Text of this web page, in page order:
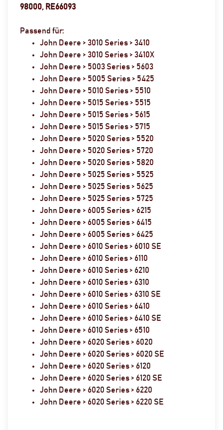
98000, RE66093
Passend für:
John Deere > 3010 Series > 3410
John Deere > 3010 Series > 3410X
John Deere > 5003 Series > 5603
John Deere > 5005 Series > 5425
John Deere > 5010 Series > 5510
John Deere > 5015 Series > 5515
John Deere > 5015 Series > 5615
John Deere > 5015 Series > 5715
John Deere > 5020 Series > 5520
John Deere > 5020 Series > 5720
John Deere > 5020 Series > 5820
John Deere > 5025 Series > 5525
John Deere > 5025 Series > 5625
John Deere > 5025 Series > 5725
John Deere > 6005 Series > 6215
John Deere > 6005 Series > 6415
John Deere > 6005 Series > 6425
John Deere > 6010 Series > 6010 SE
John Deere > 6010 Series > 6110
John Deere > 6010 Series > 6210
John Deere > 6010 Series > 6310
John Deere > 6010 Series > 6310 SE
John Deere > 6010 Series > 6410
John Deere > 6010 Series > 6410 SE
John Deere > 6010 Series > 6510
John Deere > 6020 Series > 6020
John Deere > 6020 Series > 6020 SE
John Deere > 6020 Series > 6120
John Deere > 6020 Series > 6120 SE
John Deere > 6020 Series > 6220
John Deere > 6020 Series > 6220 SE